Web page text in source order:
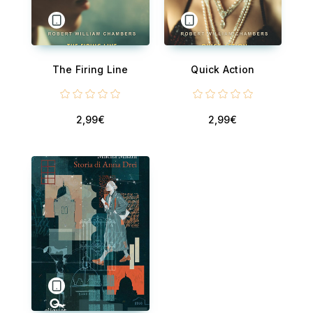
The Firing Line
2,99€
Quick Action
2,99€